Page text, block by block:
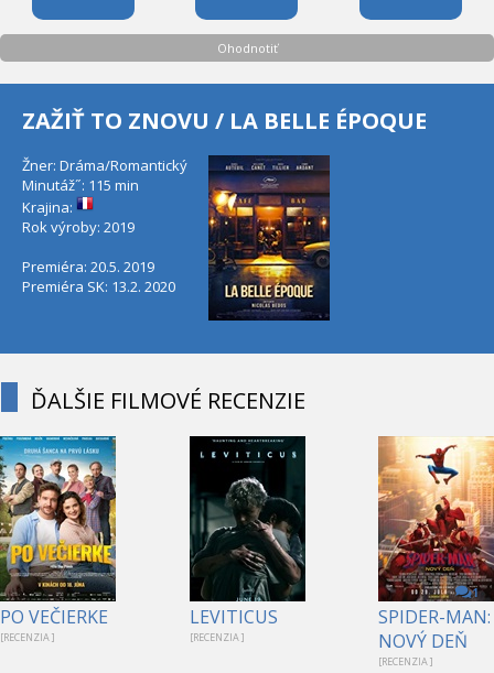
Ohodnotiť
ZAŽIŤ TO ZNOVU / LA BELLE ÉPOQUE
Žner: Dráma/Romantický
Minutáž˝: 115 min
Krajina:
Rok výroby: 2019
Premiéra: 20.5. 2019
Premiéra SK: 13.2. 2020
ĎALŠIE FILMOVÉ RECENZIE
PO VEČIERKE
[RECENZIA ]
LEVITICUS
[RECENZIA ]
1
SPIDER-MAN:
NOVÝ DEŇ
[RECENZIA ]